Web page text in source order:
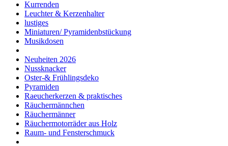
Kurrenden
Leuchter & Kerzenhalter
lustiges
Miniaturen/ Pyramidenbstückung
Musikdosen
Neuheiten 2026
Nussknacker
Oster-& Frühlingsdeko
Pyramiden
Raeucherkerzen & praktisches
Räuchermännchen
Räuchermänner
Räuchermotorräder aus Holz
Raum- und Fensterschmuck